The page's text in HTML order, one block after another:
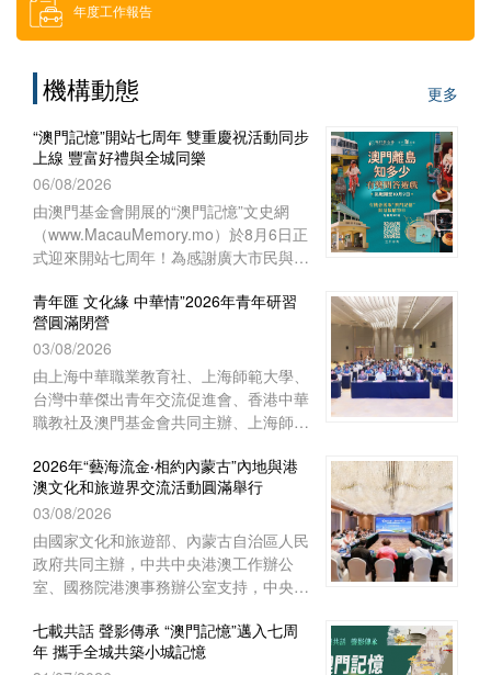
借用場地
下載區
索取門票
招聘消息
年度工作報告
機構動態
更多
“澳門記憶”開站七周年 雙重慶祝活動同步
上線 豐富好禮與全城同樂
06/08/2026
由澳門基金會開展的“澳門記憶”文史網
（www.MacauMemory.mo）於8月6日正
式迎來開站七周年！為感謝廣大市民與讀
日這天起，隆重推出兩項互動慶祝活動
──Facebook 官方專頁“七周年
Giveaway”互動遊戲以及“澳門離島知多
少”線上問答遊戲，以豐富好禮與全城同
樂！
青年匯 文化緣 中華情”2026年青年研習
營圓滿閉營
03/08/2026
由上海中華職業教育社、上海師範大學、
台灣中華傑出青年交流促進會、香港中華
職教社及澳門基金會共同主辦、上海師範
教師教育中心協辦的“青年匯 文化緣 中華
情”2026年青年研習營已於8月1日下午在
上海崇明如山酒店舉行閉營儀式。上海中
華職業教育社常務副主任、市政府參事胡
衛出席儀式並致辭。上海市崇明區海外聯
誼會副會長林豔華、台灣中華傑出青年交
業教育社主任施志琴、上海中華職業技術
學院執行理事蔡奚芳等近100人出席活
2026年“藝海流金‧相約內蒙古”內地與港
澳文化和旅遊界交流活動圓滿舉行
03/08/2026
由國家文化和旅遊部、內蒙古自治區人民
政府共同主辦，中共中央港澳工作辦公
室、國務院港澳事務辦公室支持，中央人
文體部、經濟部和澳門基金會等單位協辦
的2026年“藝海流金‧相約內蒙古”內地與
七載共話 聲影傳承 “澳門記憶”邁入七周
年 攜手全城共築小城記憶